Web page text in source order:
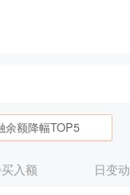
余额降幅TOP5
入额 日变动